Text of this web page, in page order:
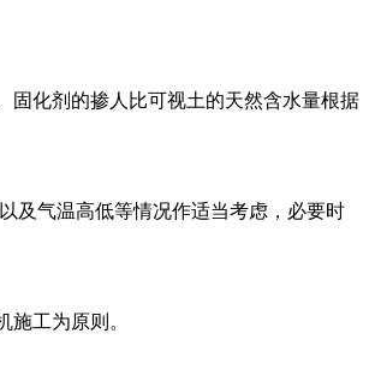
固化剂的掺人比可视土的天然含水量根据
及气温高低等情况作适当考虑，必要时
工为原则。